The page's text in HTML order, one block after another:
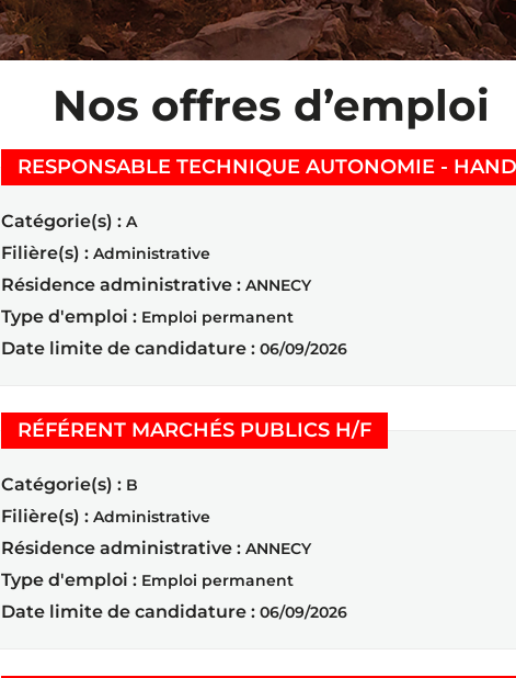
Nos offres d’emploi
RESPONSABLE TECHNIQUE AUTONOMIE -
Catégorie(s) : A
Filière(s) : Administrative
Résidence administrative : ANNECY
Type d'emploi : Emploi permanent
Date limite de candidature : 06/09/2026
RÉFÉRENT MARCHÉS PUBLICS H/F(Nouvelle
Catégorie(s) : B
Filière(s) : Administrative
Résidence administrative : ANNECY
Type d'emploi : Emploi permanent
Date limite de candidature : 06/09/2026